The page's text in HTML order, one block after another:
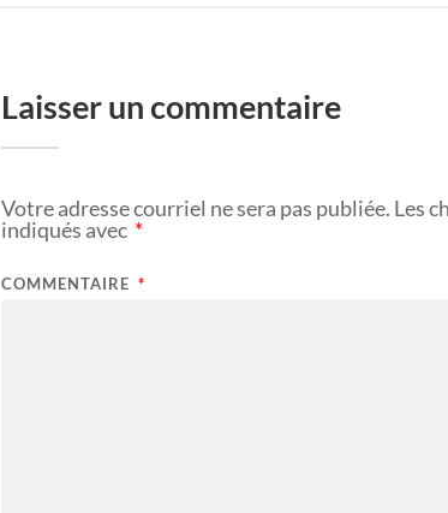
Laisser un commentaire
Votre adresse courriel ne sera pas publiée. Les
indiqués avec *
COMMENTAIRE *